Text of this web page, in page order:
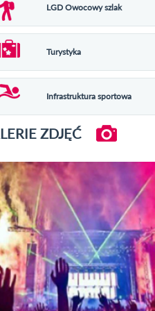
LGD Owocowy szlak
Turystyka
Infrastruktura sportowa
ZDJĘĆ